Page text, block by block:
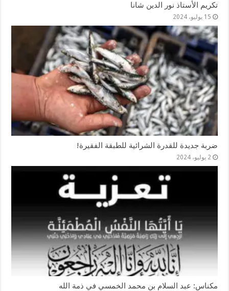
تكريم الأستاذ نور الدين شانا
15 يوليو، 2024
ضربة جديدة للقدرة الشرائية للطبقة الفقيرة!
2 يوليو، 2024
مكناس: عبد السلام بن محمد الخمسي في ذمة الله